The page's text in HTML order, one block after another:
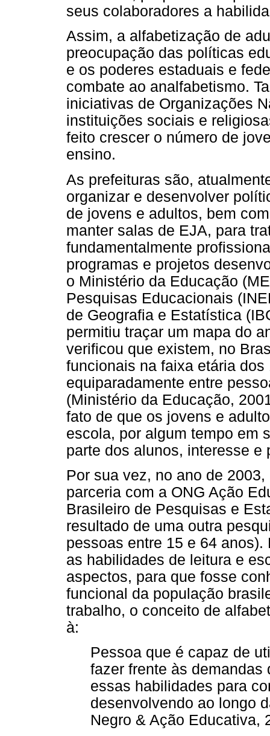
seus colaboradores a
Assim, a alfabetização de
preocupação das políticas
e os poderes estaduais e
combate ao analfabetismo.
iniciativas de Organizações
instituições sociais e
feito crescer o número de
ensino.
As prefeituras são,
organizar e desenvolver
de jovens e adultos, bem
manter salas de EJA, para
fundamentalmente
programas e projetos
o Ministério da Educação
Pesquisas Educacionais
de Geografia e Estatística
permitiu traçar um mapa do
verificou que existem, no
funcionais na faixa etária
equiparadamente entre
(Ministério da Educação,
fato de que os jovens e
escola, por algum tempo em
parte dos alunos, interesse
Por sua vez, no ano de
parceria com a ONG Ação
Brasileiro de Pesquisas e
resultado de uma outra
pessoas entre 15 e 64
as habilidades de leitura e
aspectos, para que fosse
funcional da população
trabalho, o conceito de
à:
Pessoa que é capaz de
fazer frente às
essas habilidades para
desenvolvendo ao longo
Negro & Ação Educativa,